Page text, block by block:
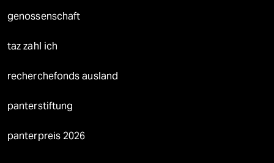
genossenschaft
taz zahl ich
recherchefonds ausland
panterstiftung
panterpreis 2026